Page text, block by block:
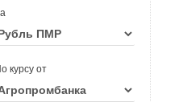
курсу от